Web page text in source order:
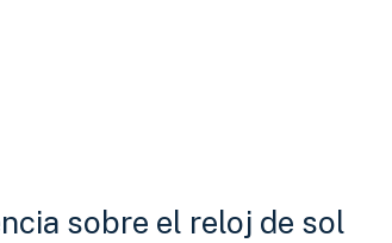
sobre el reloj de sol